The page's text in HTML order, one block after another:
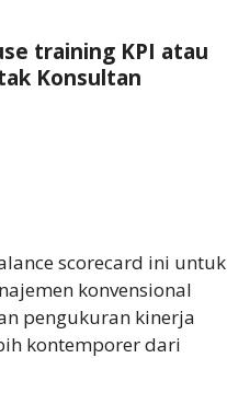
training KPI atau
Konsultan
scorecard ini untuk
konvensional
pengukuran kinerja
kontemporer dari